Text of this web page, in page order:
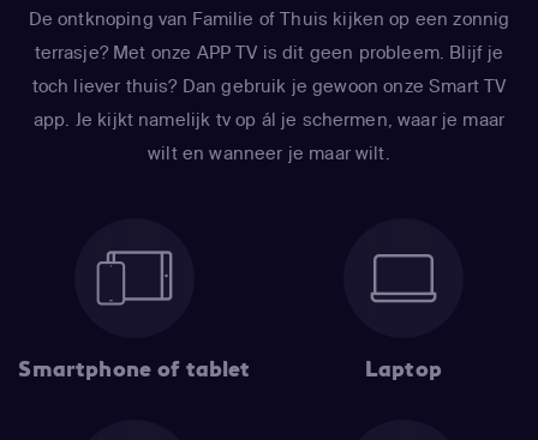
De ontknoping van Familie of Thuis kijken op een zonnig
terrasje? Met onze APP TV is dit geen probleem. Blijf je
toch liever thuis? Dan gebruik je gewoon onze Smart TV
app. Je kijkt namelijk tv op ál je schermen, waar je maar
wilt en wanneer je maar wilt.
Smartphone of tablet Laptop